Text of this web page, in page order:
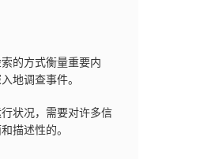
的方式衡量重要内
地调查事件。
状况，需要对许多信
描述性的。